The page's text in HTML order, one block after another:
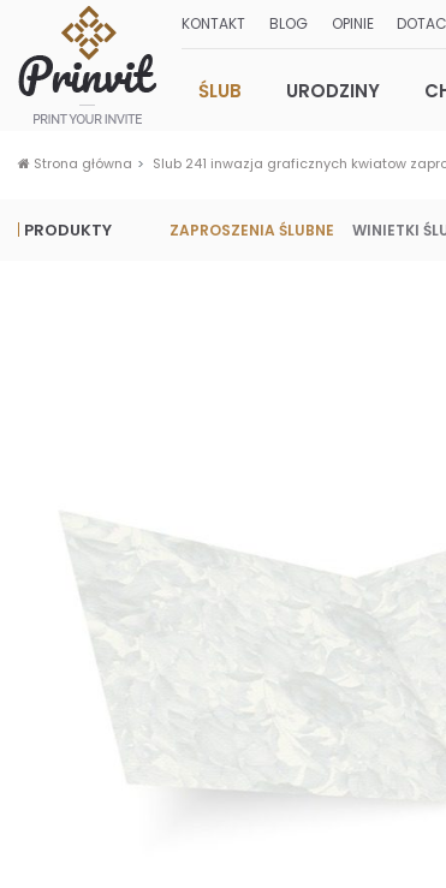
KONTAKT BLOG OPINIE
ŚLUB URODZINY
Strona główna Slub 241 inwazja graficznych kwiatow
PRODUKTY ZAPROSZENIA ŚLUBNE WINIETKI